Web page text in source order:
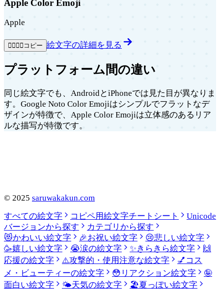
Apple Color Emoji
Apple
👩‍❤️‍💋‍👩 コピー 絵文字の詳細を見る
プラットフォーム間の違い
同じ絵文字でも、AndroidとiPhoneでは見た目が異なりま
す。Google Noto Color Emojiはシンプルでフラットなデ
ザインが特徴で、Apple Color Emojiは立体感のあるリア
ルな描写が特徴です。
© 2025 saruwakakun.com
すべての絵文字
コピペ用絵文字チートシート
Unicode
バージョンから探す
カテゴリから探す
😻かわいい絵文字 🎉お祝い絵文字 😢悲しい絵文字
🥳嬉しい絵文字 😭涙の絵文字 ✨きらきら絵文字
🙌
応援の絵文字
⚠️攻撃的・使用注意な絵文字 💅 コス
メ・ビューティーの絵文字
😳 リアクション絵文字
🤪
面白い絵文字
🌤️天気の絵文字 🏖️夏っぽい絵文字